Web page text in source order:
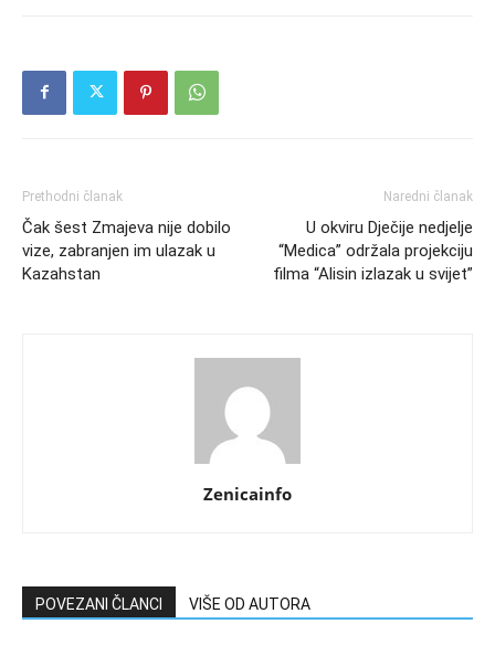
Prethodni članak
Čak šest Zmajeva nije dobilo
vize, zabranjen im ulazak u
Kazahstan
Naredni članak
U okviru Dječije nedjelje
“Medica” održala projekciju
filma “Alisin izlazak u svijet”
Zenicainfo
POVEZANI ČLANCI VIŠE OD AUTORA